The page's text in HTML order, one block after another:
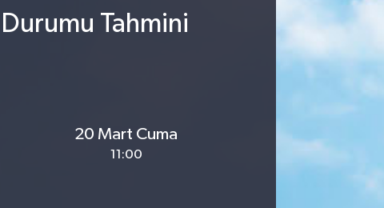
Tahmini
20 Mart Cuma
11:00